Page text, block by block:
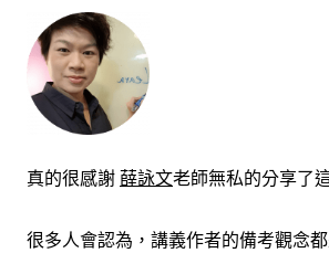
真的很感謝 薛詠文老師無私的分享了
很多人會認為，講義作者的備考觀念